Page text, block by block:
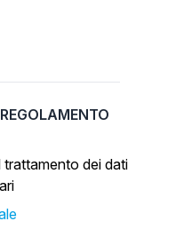
trattamento dei dati